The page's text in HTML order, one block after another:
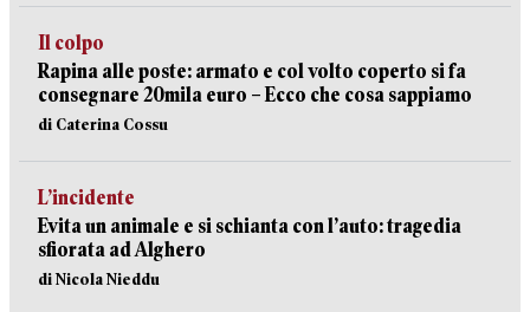
Il colpo
Rapina alle poste: armato e col volto coperto si fa
consegnare 20mila euro – Ecco che cosa sappiamo
di Caterina Cossu
L’incidente
Evita un animale e si schianta con l’auto: tragedia
sfiorata ad Alghero
di Nicola Nieddu